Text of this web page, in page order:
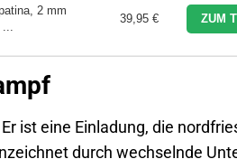
2 mm
39,95 € ZUM
ist eine Einladung, die
durch wechselnde